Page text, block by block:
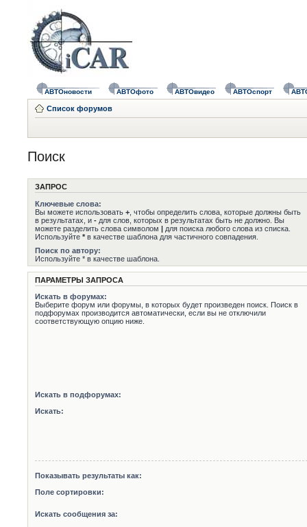
АВТОновости АВТОфото АВТОвидео АВТОспорт
Список форумов
Поиск
ЗАПРОС
Ключевые слова:
Вы можете использовать + , чтобы определить слова, которые должны быть
в результатах, и - для слов, которых в результатах быть не должно. Вы
можете разделить слова символом | для поиска любого слова из списка.
Используйте * в качестве шаблона для частичного совпадения.
Поиск по автору:
Используйте * в качестве шаблона.
ПАРАМЕТРЫ ЗАПРОСА
Искать в форумах:
Выберите форум или форумы, в которых будет произведен поиск. Поиск в
подфорумах производится автоматически, если вы не отключили
соответствующую опцию ниже.
Искать в подфорумах:
Искать:
Показывать результаты как:
Поле сортировки:
Искать сообщения за: